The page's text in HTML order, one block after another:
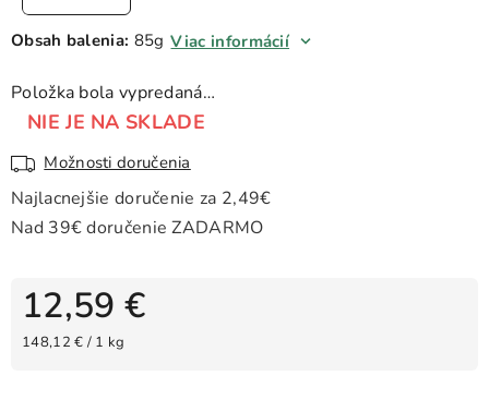
Obsah balenia: 85g Viac informácií
Položka bola vypredaná…
NIE JE NA SKLADE
Možnosti doručenia
12,59 €
Jednotková cena:
148,12 € / 1 kg